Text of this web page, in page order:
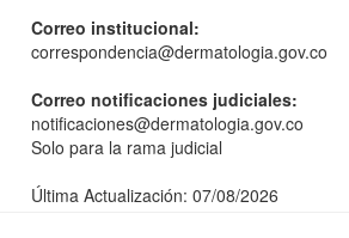
Correo institucional:
correspondencia@dermatologia.gov.co
Correo notificaciones judiciales:
notificaciones@dermatologia.gov.co
Solo para la rama judicial
Última Actualización: 07/08/2026